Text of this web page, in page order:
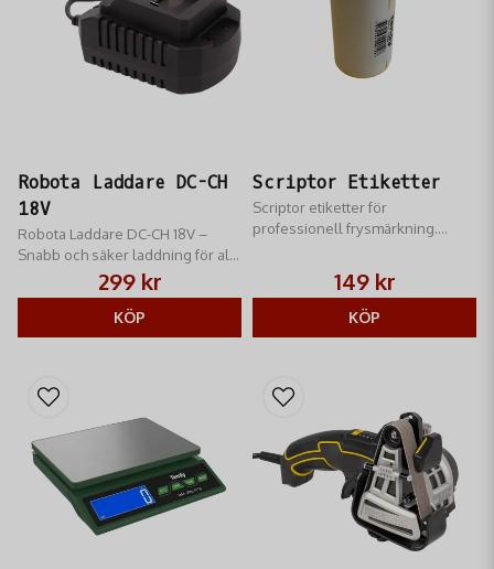
Robota Laddare DC-CH
18V
Robota Laddare DC-CH 18V –
Snabb och säker laddning för alla
Robota 18V-batterier. Intelligent
teknik för längre batteritid och
trygg användning.
299 kr
KÖP
Scriptor Etiketter
Scriptor etiketter för
professionell frysmärkning.
med stark häftförmåga. Perfekta
för vakuumpåsar och viltkött.
149 kr
KÖP